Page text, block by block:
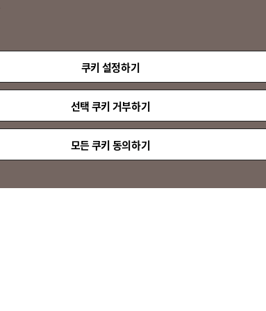
쿠키 설정하기
선택 쿠키 거부하기
모든 쿠키 동의하기